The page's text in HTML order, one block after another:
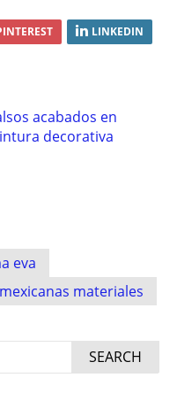
LINKEDIN
acabados en
decorativa
eva
materiales